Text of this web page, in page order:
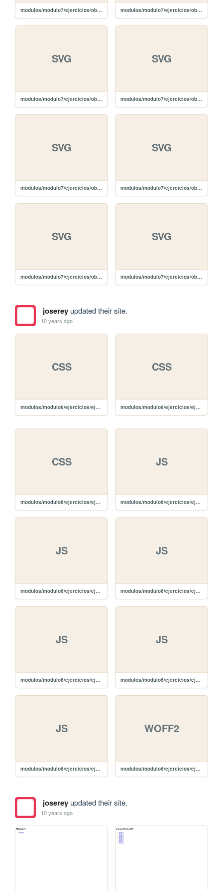
modulos/modulo7/ejercicios/obligatoria/css/citas_slide.css modulos/modulo7/ejercicios/obligatoria/javascript/galeria.js
SVG
modulos/modulo7/ejercicios/obligatoria/images/plus-white.svg
SVG
modulos/modulo7/ejercicios/obligatoria/images/plus-black.svg
SVG
modulos/modulo7/ejercicios/obligatoria/images/edit-white.svg
SVG
modulos/modulo7/ejercicios/obligatoria/images/edit-black.svg
SVG
modulos/modulo7/ejercicios/obligatoria/images/delete-white.svg
SVG
modulos/modulo7/ejercicios/obligatoria/images/delete-black.svg
josereyupdated their site.
10 years ago
CSS
modulos/modulo6/ejercicios/ejercicio1/css/bootstrap.min.css
CSS
modulos/modulo6/ejercicios/ejercicio1/css/bootstrap.css
CSS
modulos/modulo6/ejercicios/ejercicio1/css/bootstrap-theme.min.css
JS
modulos/modulo6/ejercicios/ejercicio1/js/npm.js
JS
modulos/modulo6/ejercicios/ejercicio1/js/jquery.ui.touch-punch.min.js
JS
modulos/modulo6/ejercicios/ejercicio1/js/jquery-ui.min.js
JS
modulos/modulo6/ejercicios/ejercicio1/js/jquery-2.1.4.js
JS
modulos/modulo6/ejercicios/ejercicio1/js/bootstrap.min.js
JS
modulos/modulo6/ejercicios/ejercicio1/js/bootstrap.js
WOFF2
modulos/modulo6/ejercicios/ejercicio1/fonts/glyphicons-halflings-regular.woff2
josereyupdated their site.
10 years ago